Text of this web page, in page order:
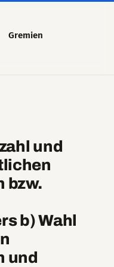
Gremien
und
bzw.
b) Wahl
und